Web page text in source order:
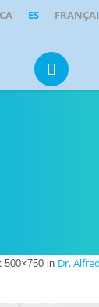
CA ES
1, Local 1-2·08211
500×750 in Dr.